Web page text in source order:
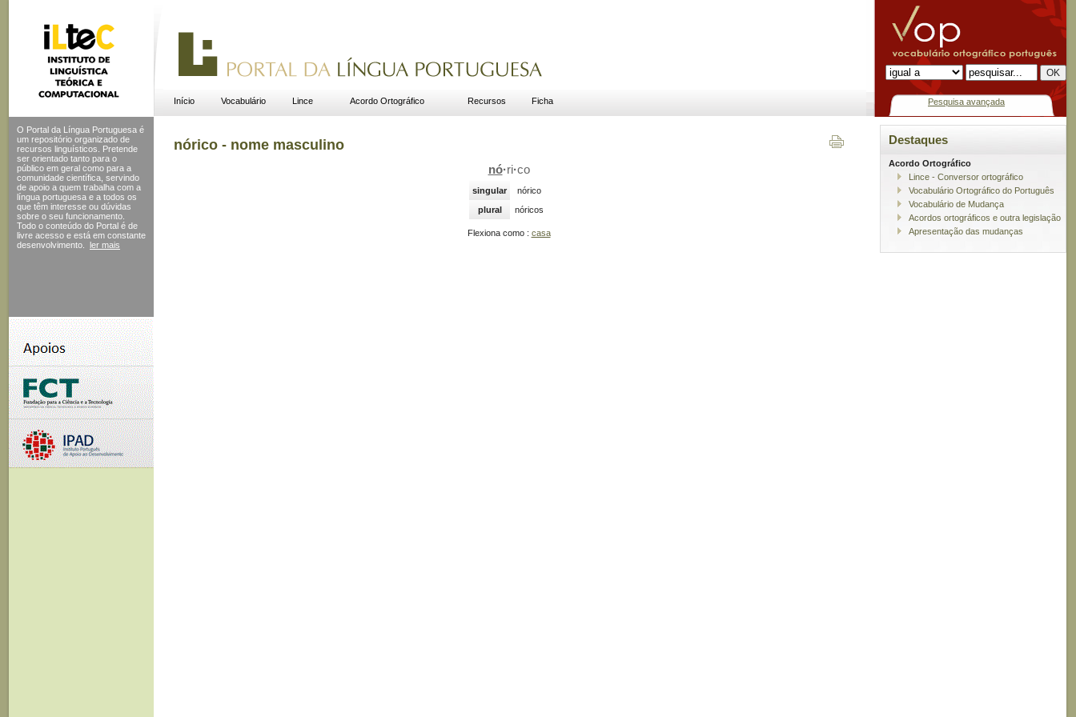
Início Vocabulário Lince Acordo Ortográfico Recursos Ficha Pesquisa avançada
O Portal da Língua Portuguesa é
um repositório organizado de
recursos linguísticos. Pretende
ser orientado tanto para o
público em geral como para a
comunidade científica, servindo
de apoio a quem trabalha com a
língua portuguesa e a todos os
que têm interesse ou dúvidas
sobre o seu funcionamento.
Todo o conteúdo do Portal é de
livre acesso e está em constante
desenvolvimento.
ler mais
nórico - nome masculino
nó·ri·co
singular
nórico
plural
nóricos
Flexiona como : casa
Destaques
Acordo Ortográfico
Lince - Conversor ortográfico
Vocabulário Ortográfico do Português
Vocabulário de Mudança
Acordos ortográficos e outra legislação
Apresentação das mudanças